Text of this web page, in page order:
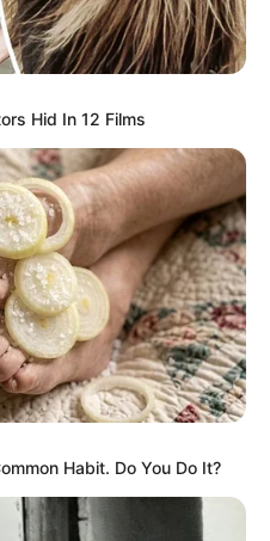
Tour 2026 imVeranst
Gomes – Live Konzert
OUT - Festival 2026
Bochum
Miller Orchestra imVer
Miller Orchestra imVer
gibt es außerdem im
Pop von Eventim.
kostenlos
Hid In 12 Films
Habit. Do You Do It?